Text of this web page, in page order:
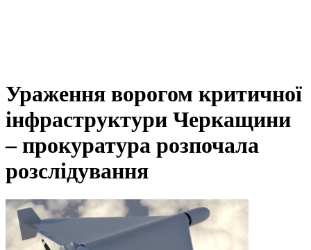
Ураження ворогом критичної
інфраструктури Черкащини
– прокуратура розпочала
розслідування